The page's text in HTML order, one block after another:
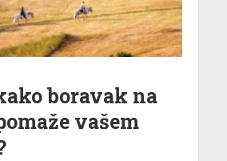
boravak na
vašem